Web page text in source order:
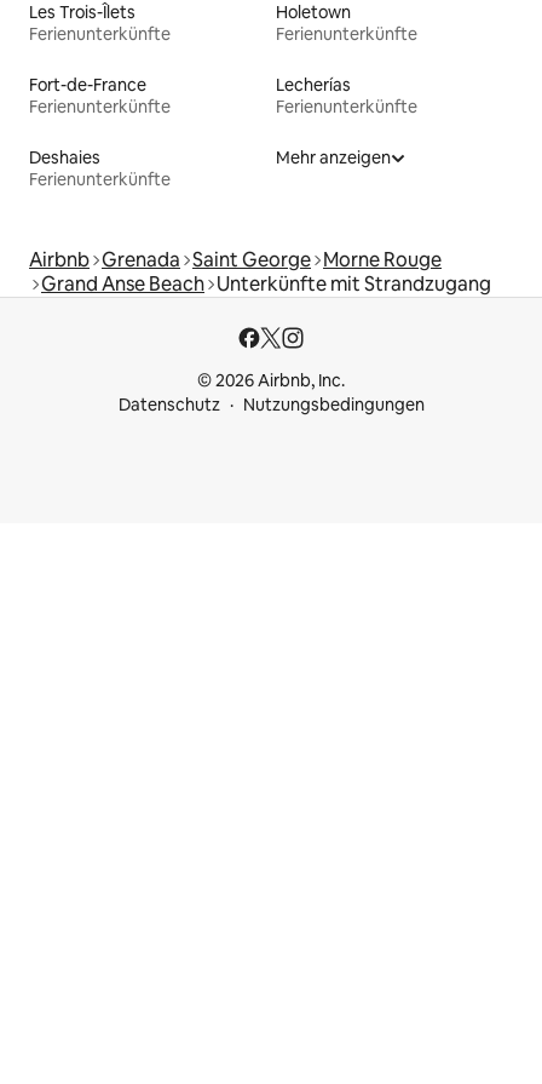
Les Trois-Îlets
Ferienunterkünfte
Holetown
Ferienunterkünfte
Fort-de-France
Ferienunterkünfte
Lecherías
Ferienunterkünfte
Deshaies
Ferienunterkünfte
Mehr anzeigen
Airbnb Grenada Saint George Morne Rouge
Grand Anse Beach Unterkünfte mit Strandzugang
© 2026 Airbnb, Inc.
Datenschutz
Nutzungsbedingungen